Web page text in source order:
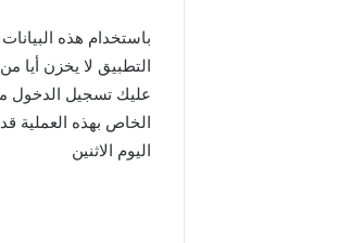
باستخدام هذه
التطبيق لا يخزن أيا
الخاص بهذه العملية
اليوم الاثنين